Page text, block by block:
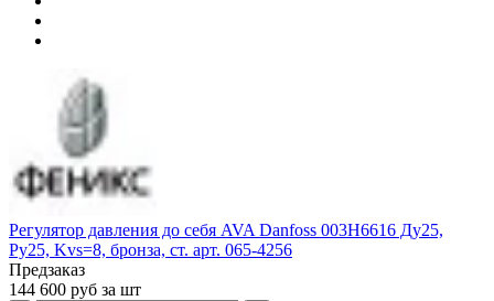
Регулятор давления до себя AVA Danfoss 003H6616 Ду25,
Ру25, Kvs=8, бронза, ст. арт. 065-4256
Предзаказ
144 600 руб за шт